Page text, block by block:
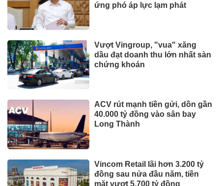
ứng phó áp lực lạm phát
Vượt Vingroup, "vua" xăng
dầu đạt doanh thu lớn nhất sàn
chứng khoán
ACV rút mạnh tiền gửi, dồn gần
40.000 tỷ đồng vào sân bay
Long Thành
Vincom Retail lãi hơn 3.200 tỷ
đồng sau nửa đầu năm, tiền
mặt vượt 5.700 tỷ đồng